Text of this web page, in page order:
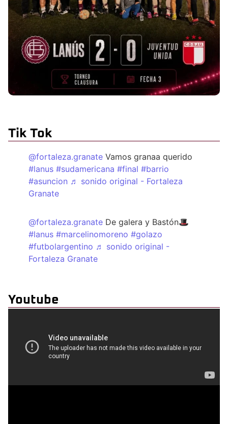
Tik Tok
@fortaleza.granate Vamos granaa querido
#lanus #sudamericana #final #barrio
#asuncion ♬ sonido original - Fortaleza
Granate
@fortaleza.granate De galera y Bastón🎩
#lanus #marcelinomoreno #golazo
#futbolargentino ♬ sonido original -
Fortaleza Granate
Youtube